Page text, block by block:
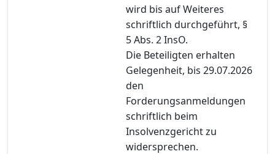
wird bis auf Weiteres
schriftlich durchgeführt, §
5 Abs. 2 InsO.
Die Beteiligten erhalten
Gelegenheit, bis 29.07.2026
den
Forderungsanmeldungen
schriftlich beim
Insolvenzgericht zu
widersprechen.